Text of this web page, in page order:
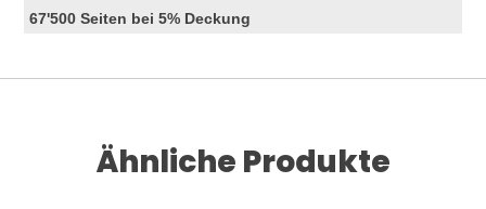
67'500 Seiten bei 5% Deckung
Ähnliche Produkte